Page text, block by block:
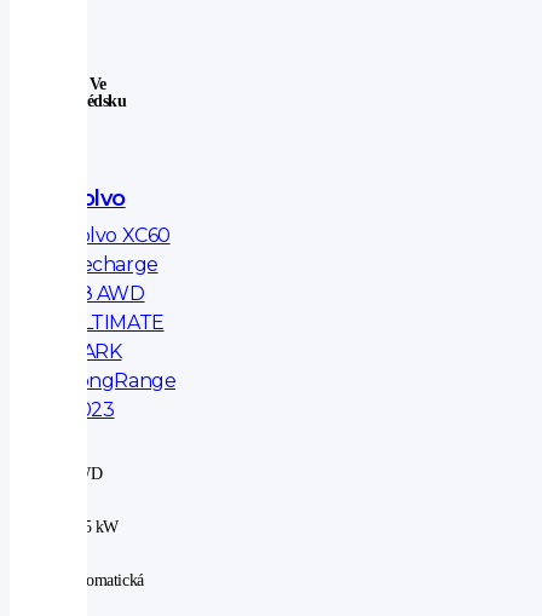
Volvo
Volvo XC60
Recharge
T8 AWD
ULTIMATE
DARK
LongRange
2023
4WD
335 kW
automatická
Ve
Švédsku